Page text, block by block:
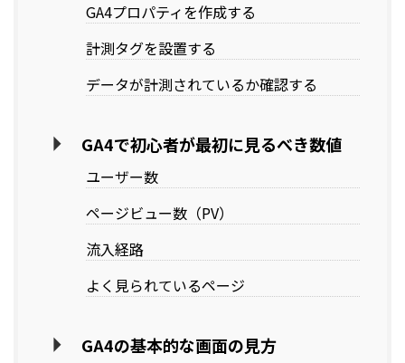
GA4プロパティを作成する
計測タグを設置する
データが計測されているか確認する
GA4で初心者が最初に見るべき数値
ユーザー数
ページビュー数（PV）
流入経路
よく見られているページ
GA4の基本的な画面の見方